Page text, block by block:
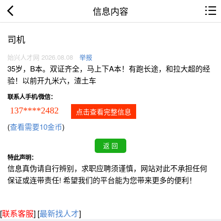
信息内容
司机
始兴人才网 2026.08.08 举报
35岁，B本。双证齐全，马上下A本！有跑长途，和拉大超的经
验！以前开九米六，渣土车
联系人手机/微信：
137****2482 点击查看完整信息
(查看需要10金币)
特此声明：
信息真伪请自行辨别，求职应聘须谨慎，网站对此不承担任何
保证或连带责任! 希望我们的平台能为您带来更多的便利！
[联系客服] [最新找人才]